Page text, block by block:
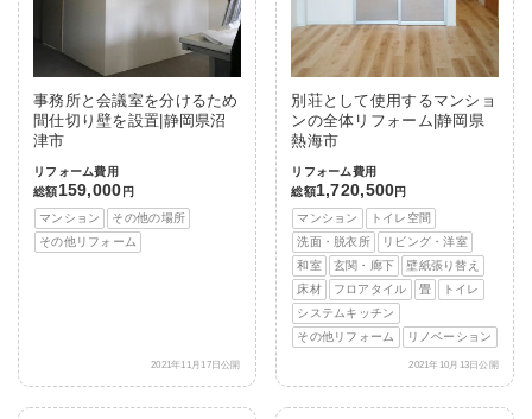
事務所と会議室を分けるため
間仕切り壁を設置|静岡県沼
津市
リフォーム費用
総額159,000 円
マンション
その他の場所
その他リフォーム
2021年11月17日公開
別荘として使用するマンショ
ンの全体リフォーム|静岡県
熱海市
リフォーム費用
総額1,720,500円
マンション
トイレ空間
洗面・脱衣所
リビング・洋室
和室
玄関・廊下
壁紙張り替え
床材
フロアタイル 畳
トイレ
システムキッチン
その他リフォーム
リノベーション
2021年10月13日公開